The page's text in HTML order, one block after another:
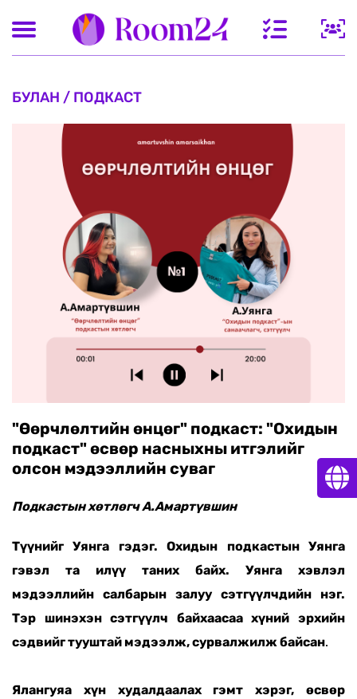
БУЛАН / ПОДКАСТ
"Өөрчлөлтийн өнцөг" подкаст: "Охидын
подкаст" өсвөр насныхны итгэлийг
олсон мэдээллийн суваг
Подкастын хөтлөгч А.Амартүвшин
Түүнийг Уянга гэдэг. Охидын подкастын Уянга
гэвэл та илүү таних байх. Уянга хэвлэл
мэдээллийн салбарын залуу сэтгүүлчдийн нэг.
Тэр шинэхэн сэтгүүлч байхаасаа хүний эрхийн
сэдвийг тууштай мэдээлж, сурвалжилж байсан.
Ялангуяа хүн худалдаалах гэмт хэрэг, өсвөр